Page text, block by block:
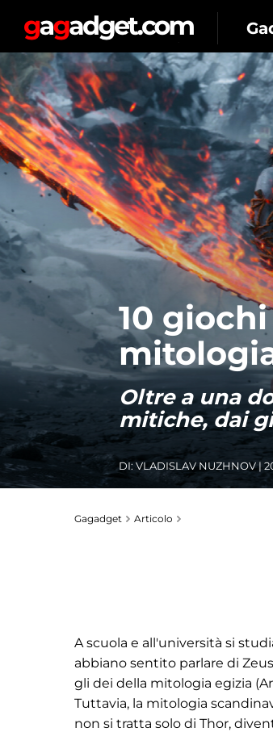
10
Oltre a una
mitiche, dai
DI:VLADISLAV NUZHNOV|
Gagadget Articolo
A scuola e all'università si
abbiano sentito parlare di
gli dei della mitologia egizia
Tuttavia, la mitologia
non si tratta solo di Thor,